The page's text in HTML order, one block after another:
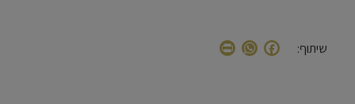
שיתוף: Facebook
WhatsApp